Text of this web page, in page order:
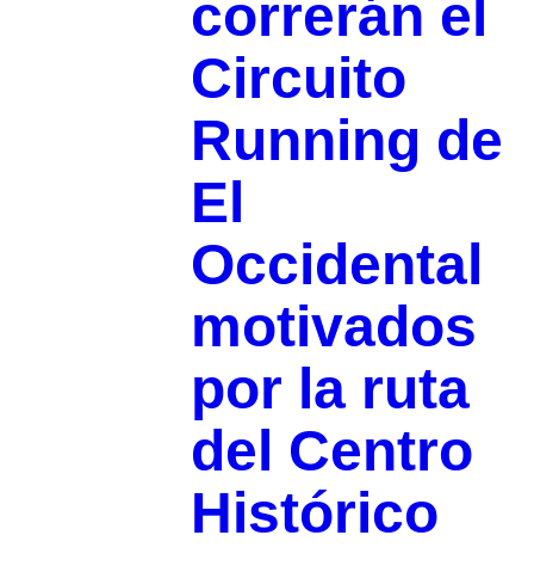
correrán el
Circuito
Running de
El
Occidental
motivados
por la ruta
del Centro
Histórico